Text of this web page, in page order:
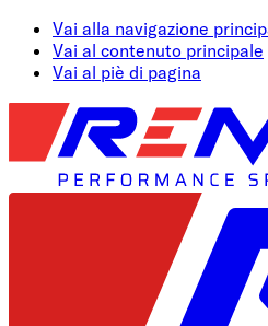
Vai alla navigazione
Vai al contenuto principale
Vai al piè di pagina